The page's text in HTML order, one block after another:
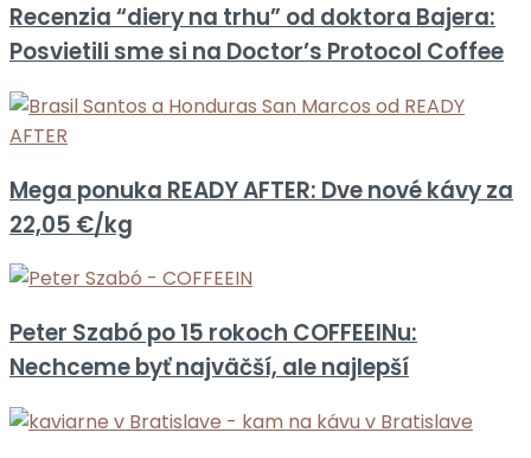
Recenzia “diery na trhu” od doktora Bajera:
Posvietili sme si na Doctor’s Protocol Coffee
Mega ponuka READY AFTER: Dve nové kávy za
22,05 €/kg
Peter Szabó po 15 rokoch COFFEEINu:
Nechceme byť najväčší, ale najlepší